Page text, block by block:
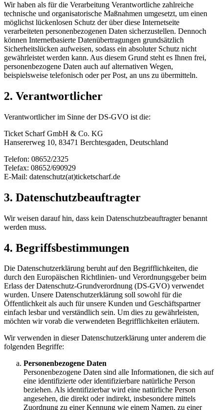
Wir haben als für die Verarbeitung Verantwortliche zahlreiche
technische und organisatorische Maßnahmen umgesetzt, um einen
möglichst lückenlosen Schutz der über diese Internetseite
verarbeiteten personenbezogenen Daten sicherzustellen. Dennoch
können Internetbasierte Datenübertragungen grundsätzlich
Sicherheitslücken aufweisen, sodass ein absoluter Schutz nicht
gewährleistet werden kann. Aus diesem Grund steht es Ihnen frei,
personenbezogene Daten auch auf alternativen Wegen,
beispielsweise telefonisch oder per Post, an uns zu übermitteln.
2. Verantwortlicher
Verantwortlicher im Sinne der DS-GVO ist die:
Ticket Scharf GmbH & Co. KG
Hansererweg 10, 83471 Berchtesgaden, Deutschland
Telefon: 08652/2325
Telefax: 08652/690929
E-Mail: datenschutz(at)ticketscharf.de
3. Datenschutzbeauftragter
Wir weisen darauf hin, dass kein Datenschutzbeauftragter benannt
werden muss.
4. Begriffsbestimmungen
Die Datenschutzerklärung beruht auf den Begrifflichkeiten, die
durch den Europäischen Richtlinien- und Verordnungsgeber beim
Erlass der Datenschutz-Grundverordnung (DS-GVO) verwendet
wurden. Unsere Datenschutzerklärung soll sowohl für die
Öffentlichkeit als auch für unsere Kunden und Geschäftspartner
einfach lesbar und verständlich sein. Um dies zu gewährleisten,
möchten wir vorab die verwendeten Begrifflichkeiten erläutern.
Wir verwenden in dieser Datenschutzerklärung unter anderem die
folgenden Begriffe:
Personenbezogene Daten
Personenbezogene Daten sind alle Informationen, die sich auf
eine identifizierte oder identifizierbare natürliche Person
beziehen. Als identifizierbar wird eine natürliche Person
angesehen, die direkt oder indirekt, insbesondere mittels
Zuordnung zu einer Kennung wie einem Namen, zu einer